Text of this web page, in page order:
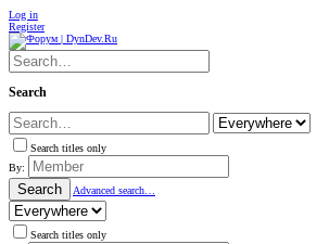
Log in
Register
Search
Search titles only
By:
Search Advanced search…
Search titles only